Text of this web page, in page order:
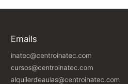
Emails
inatec@centroinatec.com
cursos@centroinatec.com
alquilerdeaulas@centroinatec.com